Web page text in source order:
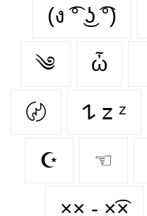
(ง ͡° ͜ʖ ͡°)
༄ ὦ
〄 𐰁 𝗓 ᶻ
☪ ☜
×͜× - ×͡×